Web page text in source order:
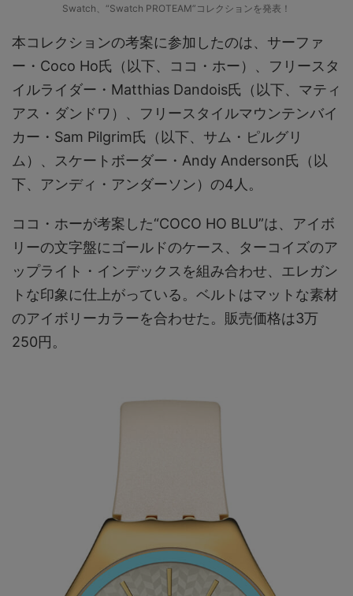
Swatch、“Swatch PROTEAM”コレクションを発表！
本コレクションの考案に参加したのは、サーファ
ー・Coco Ho氏（以下、ココ・ホー）、フリースタ
イルライダー・Matthias Dandois氏（以下、マティ
アス・ダンドワ）、フリースタイルマウンテンバイ
カー・Sam Pilgrim氏（以下、サム・ピルグリ
ム）、スケートボーダー・Andy Anderson氏（以
下、アンディ・アンダーソン）の4人。
ココ・ホーが考案した“COCO HO BLU”は、アイボ
リーの文字盤にゴールドのケース、ターコイズのア
ップライト・インデックスを組み合わせ、エレガン
トな印象に仕上がっている。ベルトはマットな素材
のアイボリーカラーを合わせた。販売価格は3万
250円。